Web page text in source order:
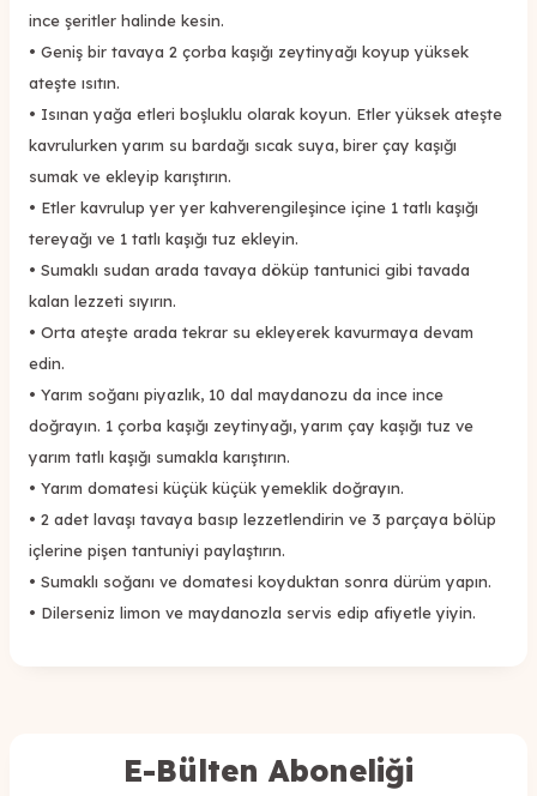
ince şeritler halinde kesin.
• Geniş bir tavaya 2 çorba kaşığı zeytinyağı koyup yüksek
ateşte ısıtın.
• Isınan yağa etleri boşluklu olarak koyun. Etler yüksek ateşte
kavrulurken yarım su bardağı sıcak suya, birer çay kaşığı
sumak ve ekleyip karıştırın.
• Etler kavrulup yer yer kahverengileşince içine 1 tatlı kaşığı
tereyağı ve 1 tatlı kaşığı tuz ekleyin.
• Sumaklı sudan arada tavaya döküp tantunici gibi tavada
kalan lezzeti sıyırın.
• Orta ateşte arada tekrar su ekleyerek kavurmaya devam
edin.
• Yarım soğanı piyazlık, 10 dal maydanozu da ince ince
doğrayın. 1 çorba kaşığı zeytinyağı, yarım çay kaşığı tuz ve
yarım tatlı kaşığı sumakla karıştırın.
• Yarım domatesi küçük küçük yemeklik doğrayın.
• 2 adet lavaşı tavaya basıp lezzetlendirin ve 3 parçaya bölüp
içlerine pişen tantuniyi paylaştırın.
• Sumaklı soğanı ve domatesi koyduktan sonra dürüm yapın.
• Dilerseniz limon ve maydanozla servis edip afiyetle yiyin.
E-Bülten Aboneliği